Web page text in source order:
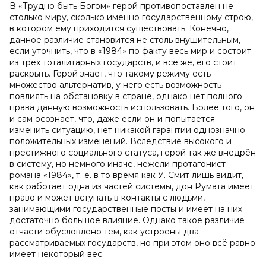
В «Трудно быть Богом» герой противопоставлен не
столько миру, сколько именно государственному строю,
в котором ему приходится существовать. Конечно,
данное различие становится не столь внушительным,
если уточнить, что в «1984» по факту весь мир и состоит
из трёх тоталитарных государств, и всё же, его стоит
раскрыть. Герой знает, что такому режиму есть
множество альтернатив, у него есть возможность
повлиять на обстановку в стране, однако нет полного
права данную возможность использовать. Более того, он
и сам осознает, что, даже если он и попытается
изменить ситуацию, нет никакой гарантии однозначно
положительных изменений. Вследствие высокого и
престижного социального статуса, герой так же внедрён
в систему, но немного иначе, нежели протагонист
романа «1984», т. е. в то время как У. Смит лишь видит,
как работает одна из частей системы, дон Румата имеет
право и может вступать в контакты с людьми,
занимающими государственные посты и имеет на них
достаточно большое влияние. Однако такое различие
отчасти обусловлено тем, как устроены два
рассматриваемых государств, но при этом оно всё равно
имеет некоторый вес.